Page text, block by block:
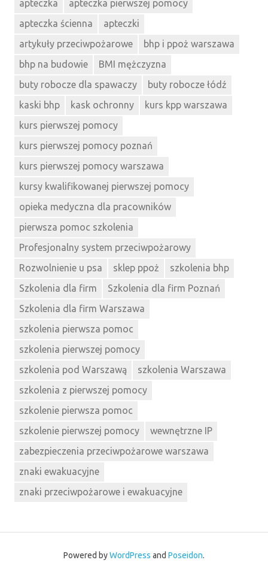
apteczka
apteczka pierwszej pomocy
apteczka ścienna
apteczki
artykuły przeciwpożarowe
bhp i ppoż warszawa
bhp na budowie
BMI mężczyzna
buty robocze dla spawaczy
buty robocze łódź
kaski bhp
kask ochronny
kurs kpp warszawa
kurs pierwszej pomocy
kurs pierwszej pomocy poznań
kurs pierwszej pomocy warszawa
kursy kwalifikowanej pierwszej pomocy
opieka medyczna dla pracowników
pierwsza pomoc szkolenia
Profesjonalny system przeciwpożarowy
Rozwolnienie u psa
sklep ppoż
szkolenia bhp
Szkolenia dla firm
Szkolenia dla firm Poznań
Szkolenia dla firm Warszawa
szkolenia pierwsza pomoc
szkolenia pierwszej pomocy
szkolenia pod Warszawą
szkolenia Warszawa
szkolenia z pierwszej pomocy
szkolenie pierwsza pomoc
szkolenie pierwszej pomocy
wewnętrzne IP
zabezpieczenia przeciwpożarowe warszawa
znaki ewakuacyjne
znaki przeciwpożarowe i ewakuacyjne
Powered byWordPress and Poseidon.